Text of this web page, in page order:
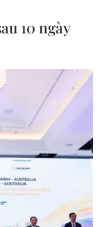
minh chứng
Nam trên
10 ngày